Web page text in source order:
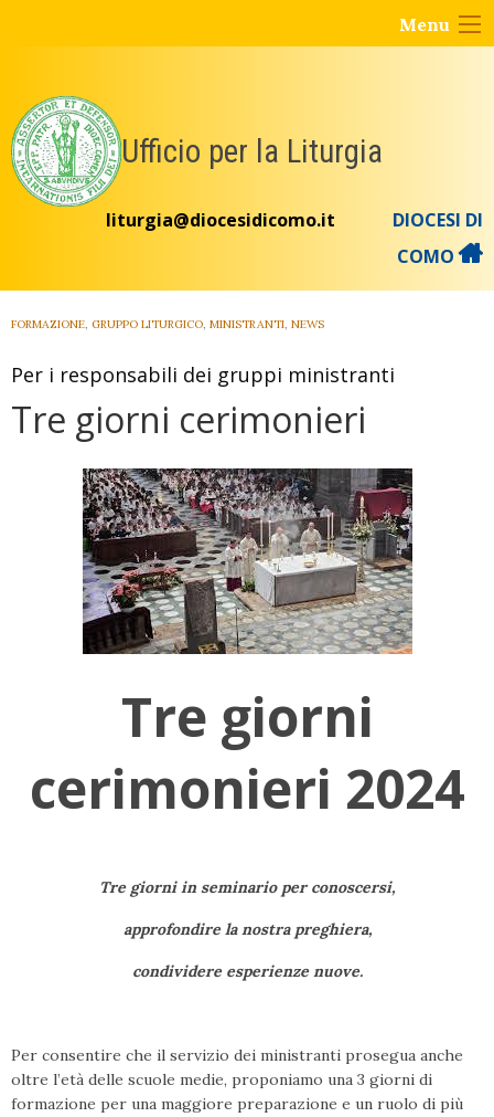
Menu
Ufficio per la Liturgia
liturgia@diocesidicomo.it
DIOCESI DI
COMO
FORMAZIONE, GRUPPO LITURGICO, MINISTRANTI, NEWS
Per i responsabili dei gruppi ministranti
Tre giorni cerimonieri
Tre giorni
cerimonieri 2024
Tre giorni in seminario per conoscersi,
approfondire la nostra preghiera,
condividere esperienze nuove.
Per consentire che il servizio dei ministranti prosegua anche
oltre l’età delle scuole medie, proponiamo una 3 giorni di
formazione per una maggiore preparazione e un ruolo di più